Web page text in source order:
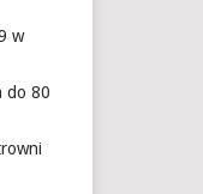
w
do 80